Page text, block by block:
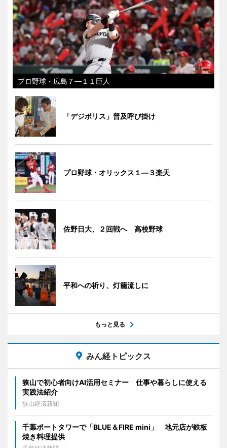
プロ野球・広島７―１１巨人
「デジポリス」普及呼び掛け
プロ野球・オリックス１―３楽天
佐野日大、２回戦へ 高校野球
平和への祈り、灯籠流しに
もっと見る
みん経トピックス
狭山で初心者向けAI活用セミナー 仕事や暮らしに使える
実践法紹介
狭山経済新聞
千葉ポートタワーで「BLUE＆FIRE mini」 地元店が鉄板
焼き料理提供